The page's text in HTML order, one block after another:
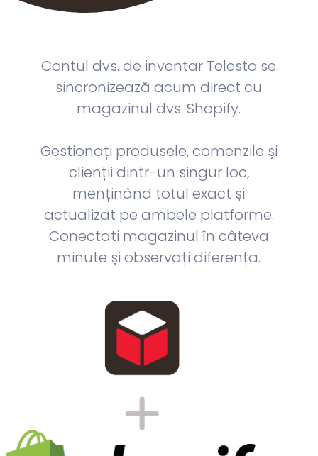
Contul dvs. de inventar Telesto se
sincronizează acum direct cu
magazinul dvs. Shopify.
Gestionați produsele, comenzile și
clienții dintr-un singur loc,
menținând totul exact și
actualizat pe ambele platforme.
Conectați magazinul în câteva
minute și observați diferența.